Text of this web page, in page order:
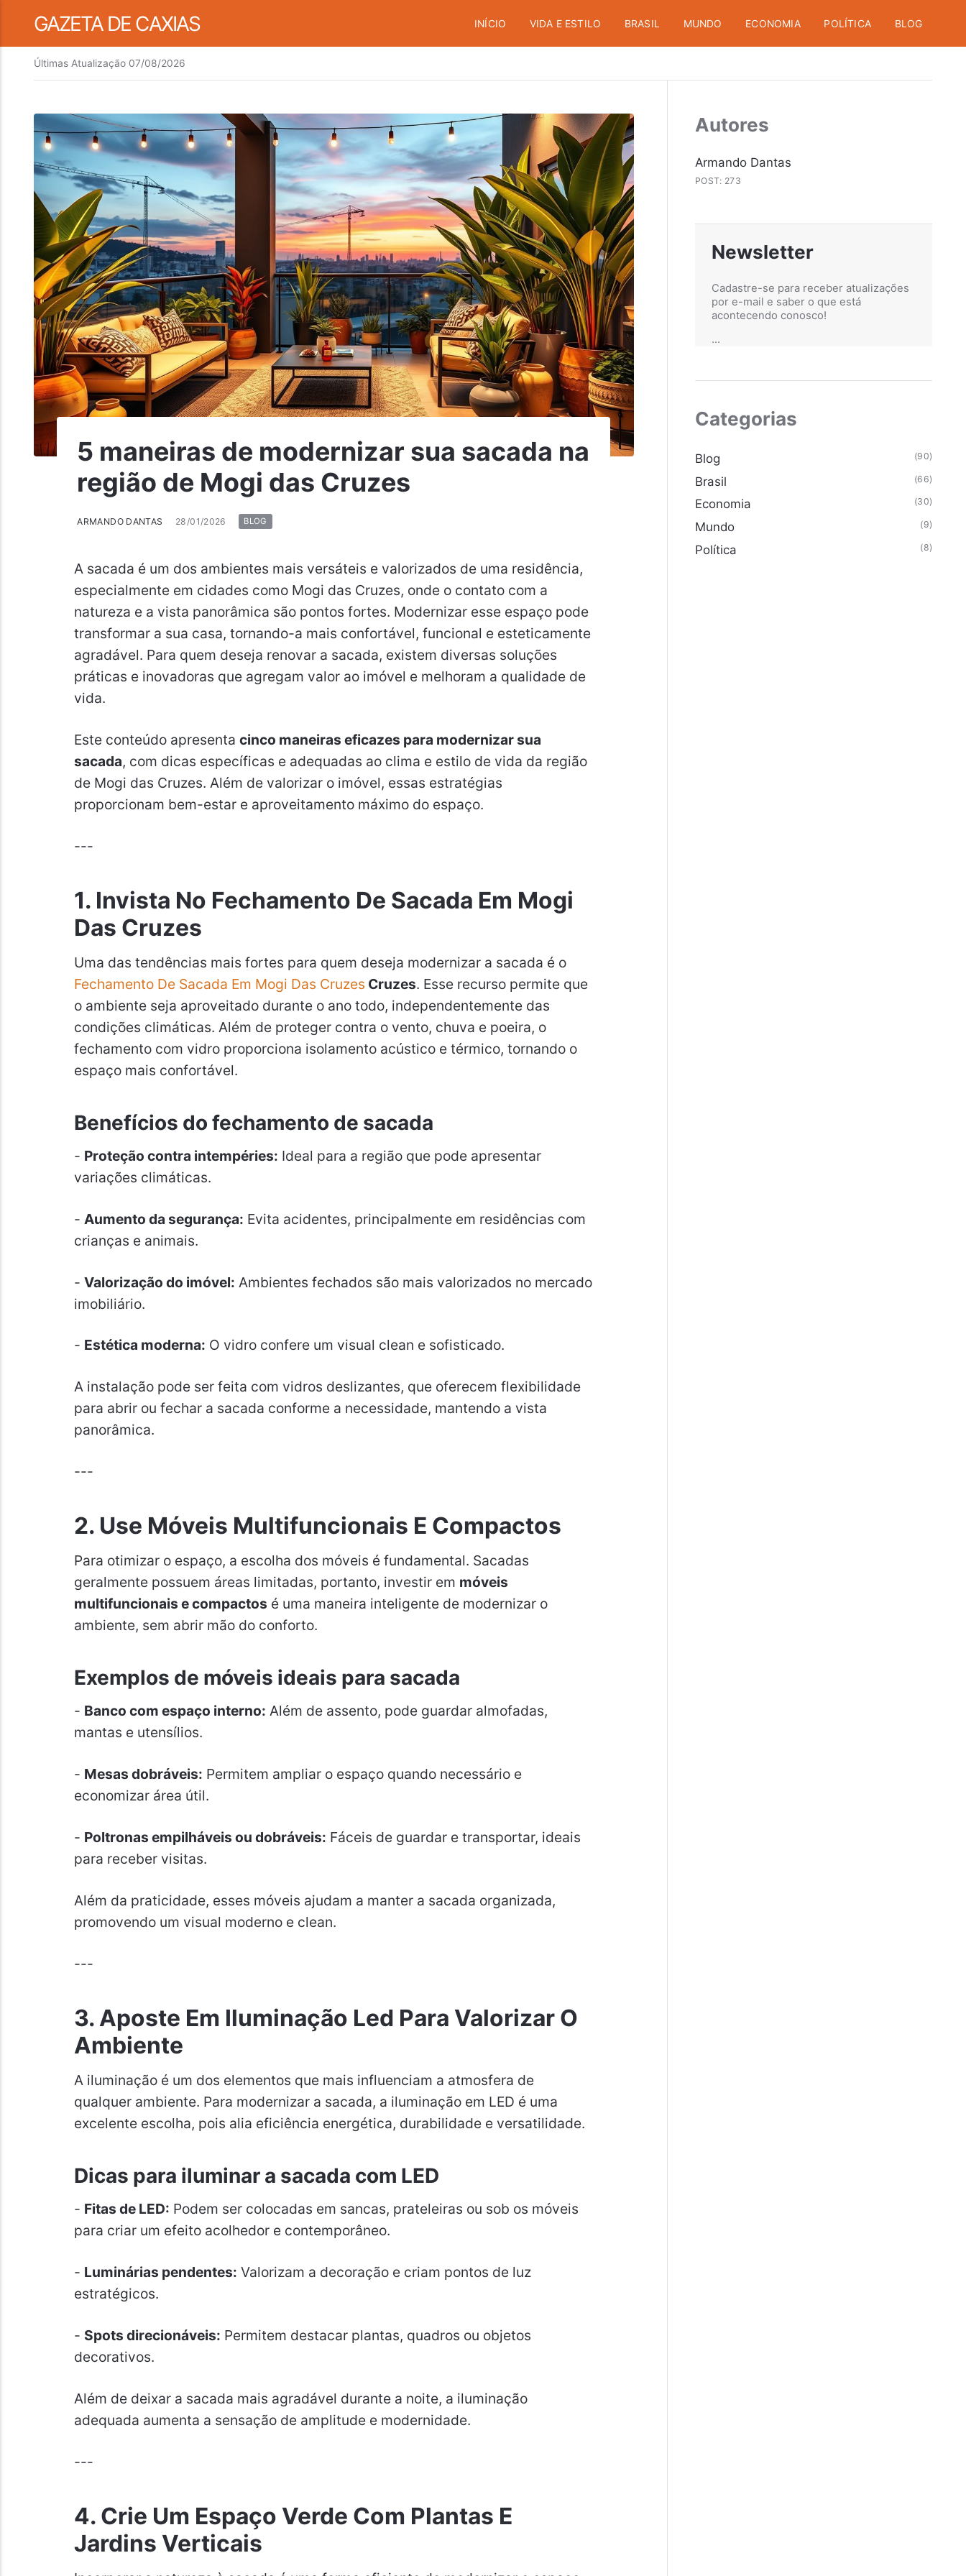
GAZETA DE CAXIAS INÍCIO VIDA E ESTILO BRASIL MUNDO ECONOMIA POLÍTICA BLOG
Últimas Atualização 07/08/2026
5 maneiras de modernizar sua sacada na
região de Mogi das Cruzes
ARMANDO DANTAS 28/01/2026 BLOG
A sacada é um dos ambientes mais versáteis e valorizados de uma residência,
especialmente em cidades como Mogi das Cruzes, onde o contato com a
natureza e a vista panorâmica são pontos fortes. Modernizar esse espaço pode
transformar a sua casa, tornando-a mais confortável, funcional e esteticamente
agradável. Para quem deseja renovar a sacada, existem diversas soluções
práticas e inovadoras que agregam valor ao imóvel e melhoram a qualidade de
vida.
Este conteúdo apresenta cinco maneiras eficazes para modernizar sua
sacada, com dicas específicas e adequadas ao clima e estilo de vida da região
de Mogi das Cruzes. Além de valorizar o imóvel, essas estratégias
proporcionam bem-estar e aproveitamento máximo do espaço.
---
1. Invista No Fechamento De Sacada Em Mogi
Das Cruzes
Uma das tendências mais fortes para quem deseja modernizar a sacada é o
Fechamento De Sacada Em Mogi Das Cruzes Cruzes. Esse recurso permite que
o ambiente seja aproveitado durante o ano todo, independentemente das
condições climáticas. Além de proteger contra o vento, chuva e poeira, o
fechamento com vidro proporciona isolamento acústico e térmico, tornando o
espaço mais confortável.
Benefícios do fechamento de sacada
- Proteção contra intempéries: Ideal para a região que pode apresentar
variações climáticas.
- Aumento da segurança: Evita acidentes, principalmente em residências com
crianças e animais.
- Valorização do imóvel: Ambientes fechados são mais valorizados no mercado
imobiliário.
- Estética moderna: O vidro confere um visual clean e sofisticado.
A instalação pode ser feita com vidros deslizantes, que oferecem flexibilidade
para abrir ou fechar a sacada conforme a necessidade, mantendo a vista
panorâmica.
---
2. Use Móveis Multifuncionais E Compactos
Para otimizar o espaço, a escolha dos móveis é fundamental. Sacadas
geralmente possuem áreas limitadas, portanto, investir em móveis
multifuncionais e compactos é uma maneira inteligente de modernizar o
ambiente, sem abrir mão do conforto.
Exemplos de móveis ideais para sacada
- Banco com espaço interno: Além de assento, pode guardar almofadas,
mantas e utensílios.
- Mesas dobráveis: Permitem ampliar o espaço quando necessário e
economizar área útil.
- Poltronas empilháveis ou dobráveis: Fáceis de guardar e transportar, ideais
para receber visitas.
Além da praticidade, esses móveis ajudam a manter a sacada organizada,
promovendo um visual moderno e clean.
---
3. Aposte Em Iluminação Led Para Valorizar O
Ambiente
A iluminação é um dos elementos que mais influenciam a atmosfera de
qualquer ambiente. Para modernizar a sacada, a iluminação em LED é uma
excelente escolha, pois alia eficiência energética, durabilidade e versatilidade.
Dicas para iluminar a sacada com LED
- Fitas de LED: Podem ser colocadas em sancas, prateleiras ou sob os móveis
para criar um efeito acolhedor e contemporâneo.
- Luminárias pendentes: Valorizam a decoração e criam pontos de luz
estratégicos.
- Spots direcionáveis: Permitem destacar plantas, quadros ou objetos
decorativos.
Além de deixar a sacada mais agradável durante a noite, a iluminação
adequada aumenta a sensação de amplitude e modernidade.
---
4. Crie Um Espaço Verde Com Plantas E
Jardins Verticais
Autores
Armando Dantas
POST: 273
Newsletter
Cadastre-se para receber atualizações
por e-mail e saber o que está
acontecendo conosco!
...
Categorias
Blog (90)
Brasil (66)
Economia (30)
Mundo (9)
Política (8)